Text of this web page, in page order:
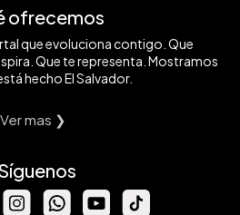
ofrecemos
que evoluciona contigo. Que
Que te representa. Mostramos
hecho El Salvador.
Ver mas ❯